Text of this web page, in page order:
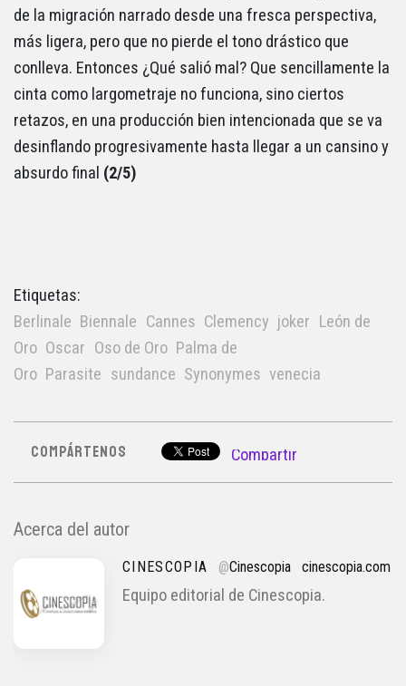
de la migración narrado desde una fresca perspectiva,
más ligera, pero que no pierde el tono drástico que
conlleva. Entonces ¿Qué salió mal? Que sencillamente la
cinta como largometraje no funciona, sino ciertos
retazos, en una producción bien intencionada que se va
desinflando progresivamente hasta llegar a un cansino y
absurdo final (2/5)
Etiquetas:
Berlinale Biennale Cannes Clemency joker León de
Oro Oscar Oso de Oro Palma de
Oro Parasite sundance Synonymes venecia
COMPÁRTENOS Compartir
Acerca del autor
CINESCOPIA @Cinescopia cinescopia.com
Equipo editorial de Cinescopia.